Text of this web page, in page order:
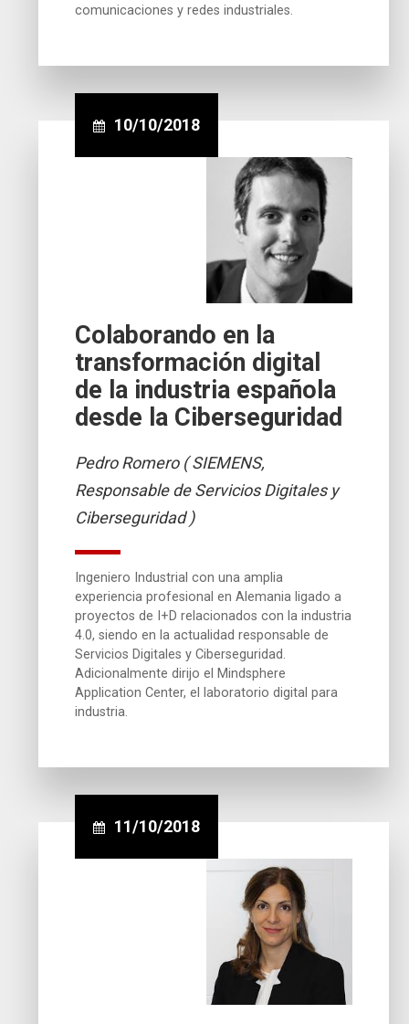
comunicaciones y redes industriales.
10/10/2018
Colaborando en la
transformación digital
de la industria española
desde la Ciberseguridad
Pedro Romero ( SIEMENS,
Responsable de Servicios Digitales y
Ciberseguridad )
Ingeniero Industrial con una amplia
experiencia profesional en Alemania ligado a
proyectos de I+D relacionados con la industria
4.0, siendo en la actualidad responsable de
Servicios Digitales y Ciberseguridad.
Adicionalmente dirijo el Mindsphere
Application Center, el laboratorio digital para
industria.
11/10/2018